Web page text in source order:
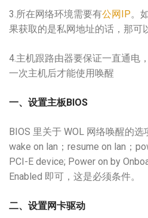
3.所在网络环境需要有公网IP。
果获取的是私网地址的话，那可
4.主机跟路由器要保证一直通电
一次主机后才能使用唤醒
一、设置主板BIOS
BIOS 里关于 WOL 网络唤醒的
wake on lan；resume on lan；
PCI-E device; Power on by
Enabled 即可，这是必须条件。
二、设置网卡驱动